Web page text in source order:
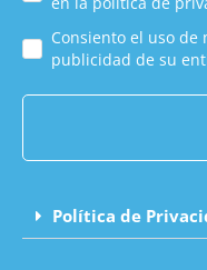
Consiento el uso
publicidad de su
Política de